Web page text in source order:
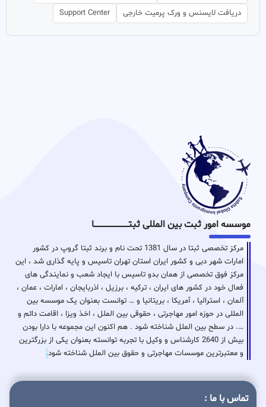
دریافت لایسنس و ورک پرمیت خارجی
Support Center
موسسه امور ثبت بین المللی ثبتـــــــــــــــــــــــــــــا
مرکز تخصصی ثبتا در سال 1381 تحت نام و برند ثبتا گروپ در کشور
امارات شهر دبی و کشور ایران استان تهران تاسیس و پایه گذاری شد ، این
مرکز فوق تخصصی از همان بدو تاسیس با ایجاد شعب و نمایندگی های
فعال خود در کشور های ایران ، ترکیه ، برزیل ، اذربایجان ، امارات ، عمان ،
آلمان ، استرالیا ، آمریکا ، بریتانیا و … توانست بعنوان یک موسسه بین
المللی در حوزه امور مهاجرتی ، حقوقی بین الملل ، اخذ ویزا ، اقامت دائم و
…. در سطح بین الملل شناخته شود . هم اکنون این مجموعه با دارا بودن
بیش از 2640 کارشناس و وکیل با تجربه توانسته بعنوان یکی از بزرگترین
و معتبرترین موسسات مهاجرتی و حقوق بین الملل شناخته شود.
تماس با ما :